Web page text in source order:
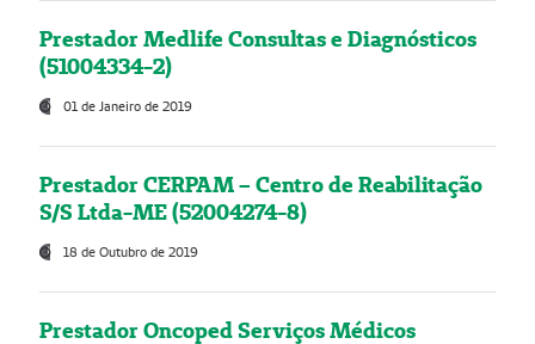
Prestador Medlife Consultas e Diagnósticos
(51004334-2)
01 de Janeiro de 2019
Prestador CERPAM – Centro de Reabilitação
S/S Ltda-ME (52004274-8)
18 de Outubro de 2019
Prestador Oncoped Serviços Médicos